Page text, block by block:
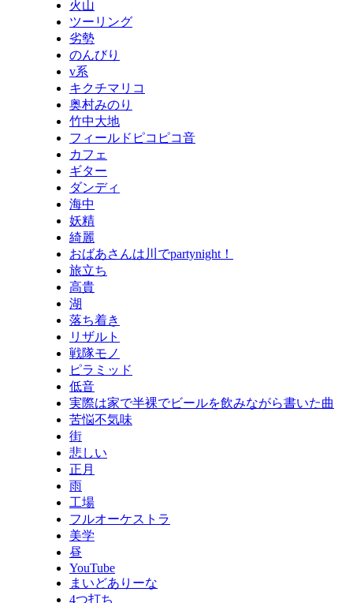
火山
ツーリング
劣勢
のんびり
v系
キクチマリコ
奥村みのり
竹中大地
フィールドピコピコ音
カフェ
ギター
ダンディ
海中
妖精
綺麗
おばあさんは川でpartynight！
旅立ち
高貴
湖
落ち着き
リザルト
戦隊モノ
ピラミッド
低音
実際は家で半裸でビールを飲みながら書いた曲
苦悩不気味
街
悲しい
正月
雨
工場
フルオーケストラ
美学
昼
YouTube
まいどありーな
4つ打ち